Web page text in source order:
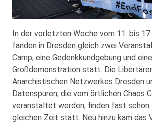
In der vorletzten Woche vom 11. bis
fanden in Dresden gleich zwei
Camp, eine Gedenkkundgebung und eine
Großdemonstration statt. Die
Anarchistischen Netzwerkes Dresden
Datenspuren, die vom örtlichen Chaos
veranstaltet werden, finden fast schon
gleichen Zeit statt. Neu hinzu kam das